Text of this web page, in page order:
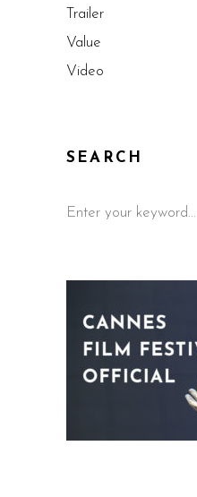
Trailer
Value
Video
SEARCH
for: